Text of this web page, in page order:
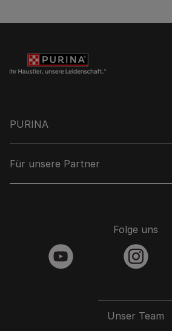
PURINA
Für unsere Partner
Unser Team
Folge uns
youtube instagram